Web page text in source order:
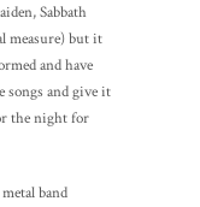
Sabbath
measure) but it
and have
songs and give it
the night for
band